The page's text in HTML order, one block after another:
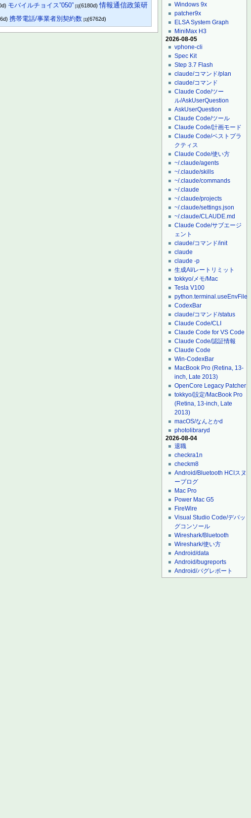
モバイルチョイス”050” [1](6180d)情報通信政策研
携帯電話/事業者別契約数 [1](6762d)
Windows 9x
patcher9x
ELSA System Graph
MiniMax H3
2026-08-05
vphone-cli
Spec Kit
Step 3.7 Flash
claude/コマンド/plan
claude/コマンド
Claude Code/ツー
ル/AskUserQuestion
AskUserQuestion
Claude Code/ツール
Claude Code/計画モード
Claude Code/ベストプラ
クティス
Claude Code/使い方
~/.claude/agents
~/.claude/skills
~/.claude/commands
~/.claude
~/.claude/projects
~/.claude/settings.json
~/.claude/CLAUDE.md
Claude Code/サブエージ
ェント
claude/コマンド/init
claude
claude -p
生成AI/レートリミット
tokkyo/メモ/Mac
Tesla V100
python.terminal.useEnvFile
CodexBar
claude/コマンド/status
Claude Code/CLI
Claude Code for VS Code
Claude Code/認証情報
Claude Code
Win-CodexBar
MacBook Pro (Retina, 13-
inch, Late 2013)
OpenCore Legacy Patcher
tokkyo/設定/MacBook Pro
(Retina, 13-inch, Late
2013)
macOS/なんとかd
photolibraryd
2026-08-04
退職
checkra1n
checkm8
Android/Bluetooth HCIスヌ
ープログ
Mac Pro
Power Mac G5
FireWire
Visual Studio Code/デバッ
グコンソール
Wireshark/Bluetooth
Wireshark/使い方
Android/data
Android/bugreports
Android/バグレポート